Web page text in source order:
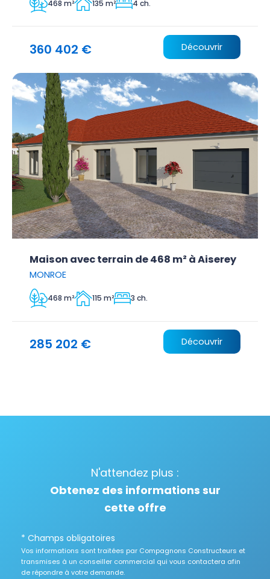
468 m² 135 m² 4 ch.
360 402 € Découvrir
Maison avec terrain de 468 m² à Aiserey
MONROE
468 m² 115 m² 3 ch.
285 202 € Découvrir
N'attendez plus :
Obtenez des informations sur
cette offre
* Champs obligatoires
Vos informations sont traitées par Compagnons Constructeurs et
transmises à un conseiller commercial qui vous contactera afin
de répondre à votre demande.